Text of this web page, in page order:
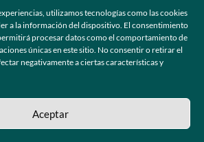
utilizamos tecnologías como las cookies
a la información del dispositivo. El consentimiento
procesar datos como el comportamiento de
únicas en este sitio. No consentir o retirar el
negativamente a ciertas características y
Aceptar
7725 (Ventas)
omk.com
los derechos reservados